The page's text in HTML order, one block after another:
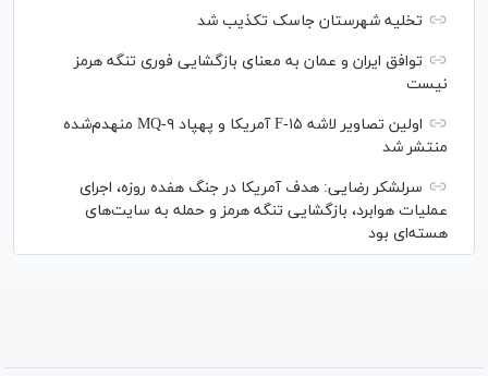
تخلیه شهرستان جاسک تکذیب شد
توافق ایران و عمان به معنای بازگشایی فوری تنگه هرمز
نیست
اولین تصاویر لاشه F-۱۵ آمریکا و پهپاد MQ-۹ منهدم‌شده
منتشر شد
سرلشکر رضایی: هدف آمریکا در جنگ هفده روزه، اجرای
عملیات هوابرد، بازگشایی تنگه هرمز و حمله به سایت‌های
هسته‌ای بود